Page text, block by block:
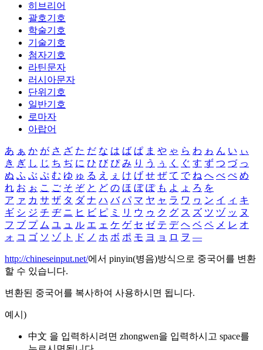
히브리어
괄호기호
학술기호
기술기호
첨자기호
라틴문자
러시아문자
단위기호
일반기호
로마자
아랍어
あ ぁ か が さ ざ た だ な は ば ぱ ま や ゃ ら わ ゎ ん い ぃ
き ぎ し じ ち ぢ に ひ び ぴ み り う ぅ く ぐ す ず つ づ っ
ぬ ふ ぶ ぷ む ゆ ゅ る え ぇ け げ せ ぜ て で ね へ べ ぺ め
れ お ぉ こ ご そ ぞ と ど の ほ ぼ ぽ も よ ょ ろ を
ア ァ カ サ ザ タ ダ ナ ハ バ パ マ ヤ ャ ラ ワ ヮ ン イ ィ キ
ギ シ ジ チ ヂ ニ ヒ ビ ピ ミ リ ウ ゥ ク グ ス ズ ツ ヅ ッ ヌ
フ ブ プ ム ユ ュ ル エ ェ ケ ゲ セ ゼ テ デ ヘ ベ ペ メ レ オ
ォ コ ゴ ソ ゾ ト ド ノ ホ ボ ポ モ ヨ ョ ロ ヲ ―
http://chineseinput.net/에서 pinyin(병음)방식으로 중국어를 변환
할 수 있습니다.
변환된 중국어를 복사하여 사용하시면 됩니다.
예시)
中文 을 입력하시려면 zhongwen을 입력하시고 space를